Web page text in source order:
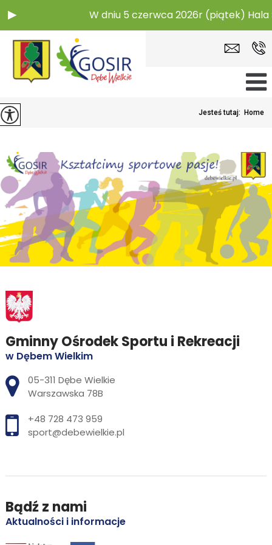
W dniu 5 czerwca 2026r (piątek)
Jesteś tutaj: Home
Gminny Ośrodek Sportu i Rekreacji
w Dębem Wielkim
Adres pocztowy:
05-311 Dębe Wielkie
Warszawska 78B
+48 728 473 959
sport@debewielkie.pl
Bądź z nami
Aktualności i informacje